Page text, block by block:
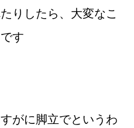
りしたら、大変なこ
す
がに脚立でというわ